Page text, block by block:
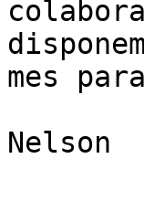
mes
Nelson